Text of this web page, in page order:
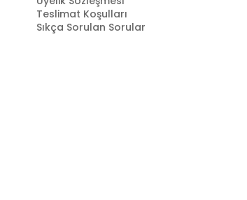
Teslimat Koşulları
Sıkça Sorulan Sorular